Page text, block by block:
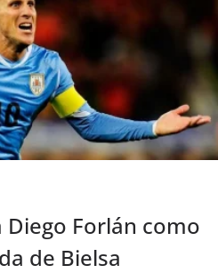
Forlán como
de Bielsa